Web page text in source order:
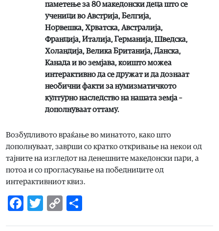
паметење за 80 македонски деца што се
ученици во Австрија, Белгија,
Норвешка, Хрватска, Австралија,
Франција, Италија, Германија, Шведска,
Холандија, Велика Британија, Данска,
Канада и во земјава, коишто можеа
интерактивно да се дружат и да дознаат
необични факти за нумизматичкото
културно наследство на нашата земја –
дополнуваат оттаму.
Возбудливото враќање во минатото, како што
дополнуваат, заврши со кратко откривање на некои од
тајните на изгледот на денешните македонски пари, а
потоа и со прогласување на победниците од
интерактивниот квиз.
Facebook
Twitter
Copy